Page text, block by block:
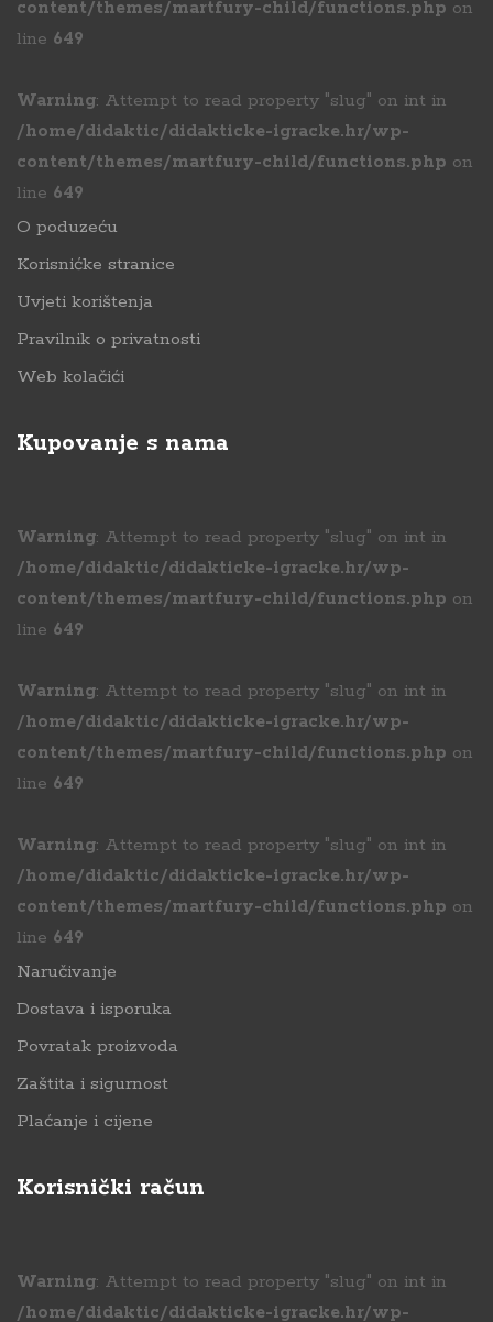
content/themes/martfury-child/functions.php on
line 649
Warning: Attempt to read property "slug" on int in
/home/didaktic/didakticke-igracke.hr/wp-
content/themes/martfury-child/functions.php on
line 649
O poduzeću
Korisnićke stranice
Uvjeti korištenja
Pravilnik o privatnosti
Web kolačići
Kupovanje s nama
Warning: Attempt to read property "slug" on int in
/home/didaktic/didakticke-igracke.hr/wp-
content/themes/martfury-child/functions.php on
line 649
Warning: Attempt to read property "slug" on int in
/home/didaktic/didakticke-igracke.hr/wp-
content/themes/martfury-child/functions.php on
line 649
Warning: Attempt to read property "slug" on int in
/home/didaktic/didakticke-igracke.hr/wp-
content/themes/martfury-child/functions.php on
line 649
Naručivanje
Dostava i isporuka
Povratak proizvoda
Zaštita i sigurnost
Plaćanje i cijene
Korisnički račun
Warning: Attempt to read property "slug" on int in
/home/didaktic/didakticke-igracke.hr/wp-